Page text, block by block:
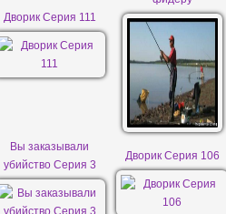
Дворик Серия 111
Вы заказывали
убийство Серия 3
Дворик Серия 106